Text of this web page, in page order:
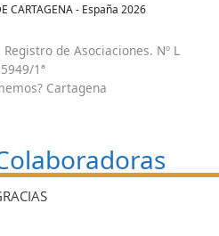
CARTAGENA - España 2026
de Asociaciones. Nº L
1ª
Cartagena